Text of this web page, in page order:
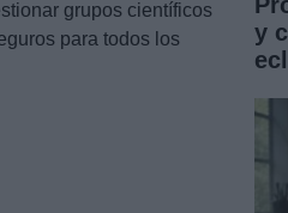
grupos científicos
para todos los
y